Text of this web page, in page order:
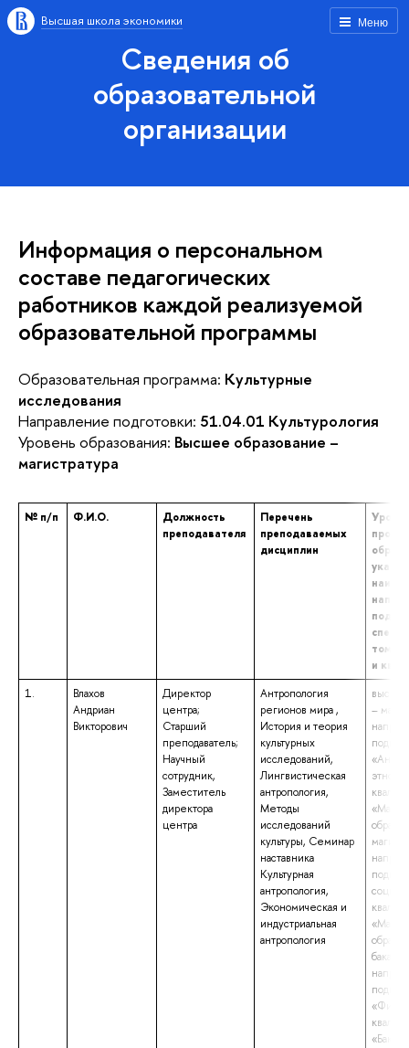
Меню
Высшая школа экономики
Сведения об
образовательной
организации
Информация о персональном
составе педагогических
работников каждой реализуемой
образовательной программы
Образовательная программа: Культурные
исследования
Направление подготовки: 51.04.01 Культурология
Уровень образования: Высшее образование –
магистратура
№ п/п Ф.И.О.
Должность
преподавателя
Перечень
преподаваемых
дисциплин
том
и
1.
Влахов
Андриан
Викторович
Директор
центра;
Старший
преподаватель;
Научный
сотрудник,
Заместитель
директора
центра
Антропология
регионов мира ,
История и теория
культурных
исследований,
Лингвистическая
антропология,
Методы
исследований
культуры, Семинар
наставника
Культурная
антропология,
Экономическая и
индустриальная
антропология
–